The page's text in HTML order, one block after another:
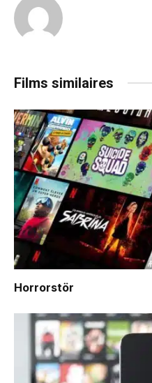
Films similaires
Horrorstör